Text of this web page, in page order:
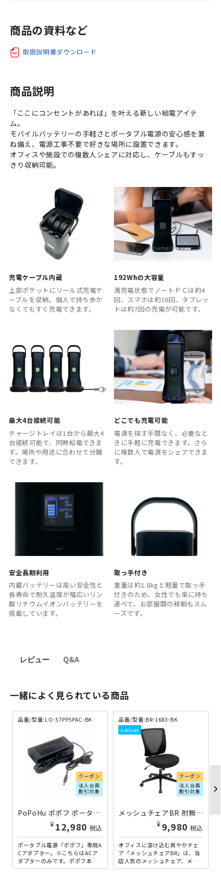
商品の資料など
取扱説明書ダウンロード
商品説明
「ここにコンセントがあれば」を叶える新しい給電アイテ
ム。
モバイルバッテリーの手軽さとポータブル電源の安心感を兼
ね備え、電源工事不要で好きな場所に設置できます。
オフィスや施設での複数人シェアに対応し、ケーブルもすっ
きり収納可能。
充電ケーブル内蔵
上部ポケットにリール式充電ケ
ーブルを収納。個人で持ち歩か
なくてもすぐ充電できます。
192Whの大容量
満充電状態でノートＰＣは約4
回、スマホは約16回、タブレッ
トは約7回の充電が可能です。
最大4台接続可能
チャージトレイは1台から最大4
台接続可能で、同時給電できま
す。場所や用途に合わせて分離
できます。
どこでも充電可能
電源を探す手間なく、必要なと
きに手軽に充電できます。さら
に複数人で電源をシェアできま
す。
安全長期利用
内蔵バッテリーは高い安全性と
長寿命で耐久温度が幅広いリン
酸リチウムイオンバッテリーを
搭載しています。
取っ手付き
重量は約1.8kgと軽量で取っ手
付きのため、女性でも楽に持ち
運べて、お部屋間の移動もスム
ーズです。
レビュー Q&A
一緒によく見られている商品
品番/型番:LO-STPPSPAC-BK
クーポン
法人会員
割引対象
PoPoHu ポポフ ポータブルバッテリー ACアダプター ブラック LO-STPPSPAC-BK | 980210
¥ 12,980 税込
ポータブル電源「ポポフ」専用A
Cアダプター。※こちらはACア
ダプターのみです。ポポフ本体
は別売となります。
品番/型番:BR-1683-BK
クーポン
法人会員
割引対象
メッシュチェアBR 肘無し ブラック 個人宅配送費込A BR-1683-BK | 416383
¥ 9,980 税込
オフィスに溶け込む爽やかチェ
ア「メッシュチェアBR」は、当
店人気のメッシュチェア、メッ
シュチェアPRの後継モデルで
chevron_right